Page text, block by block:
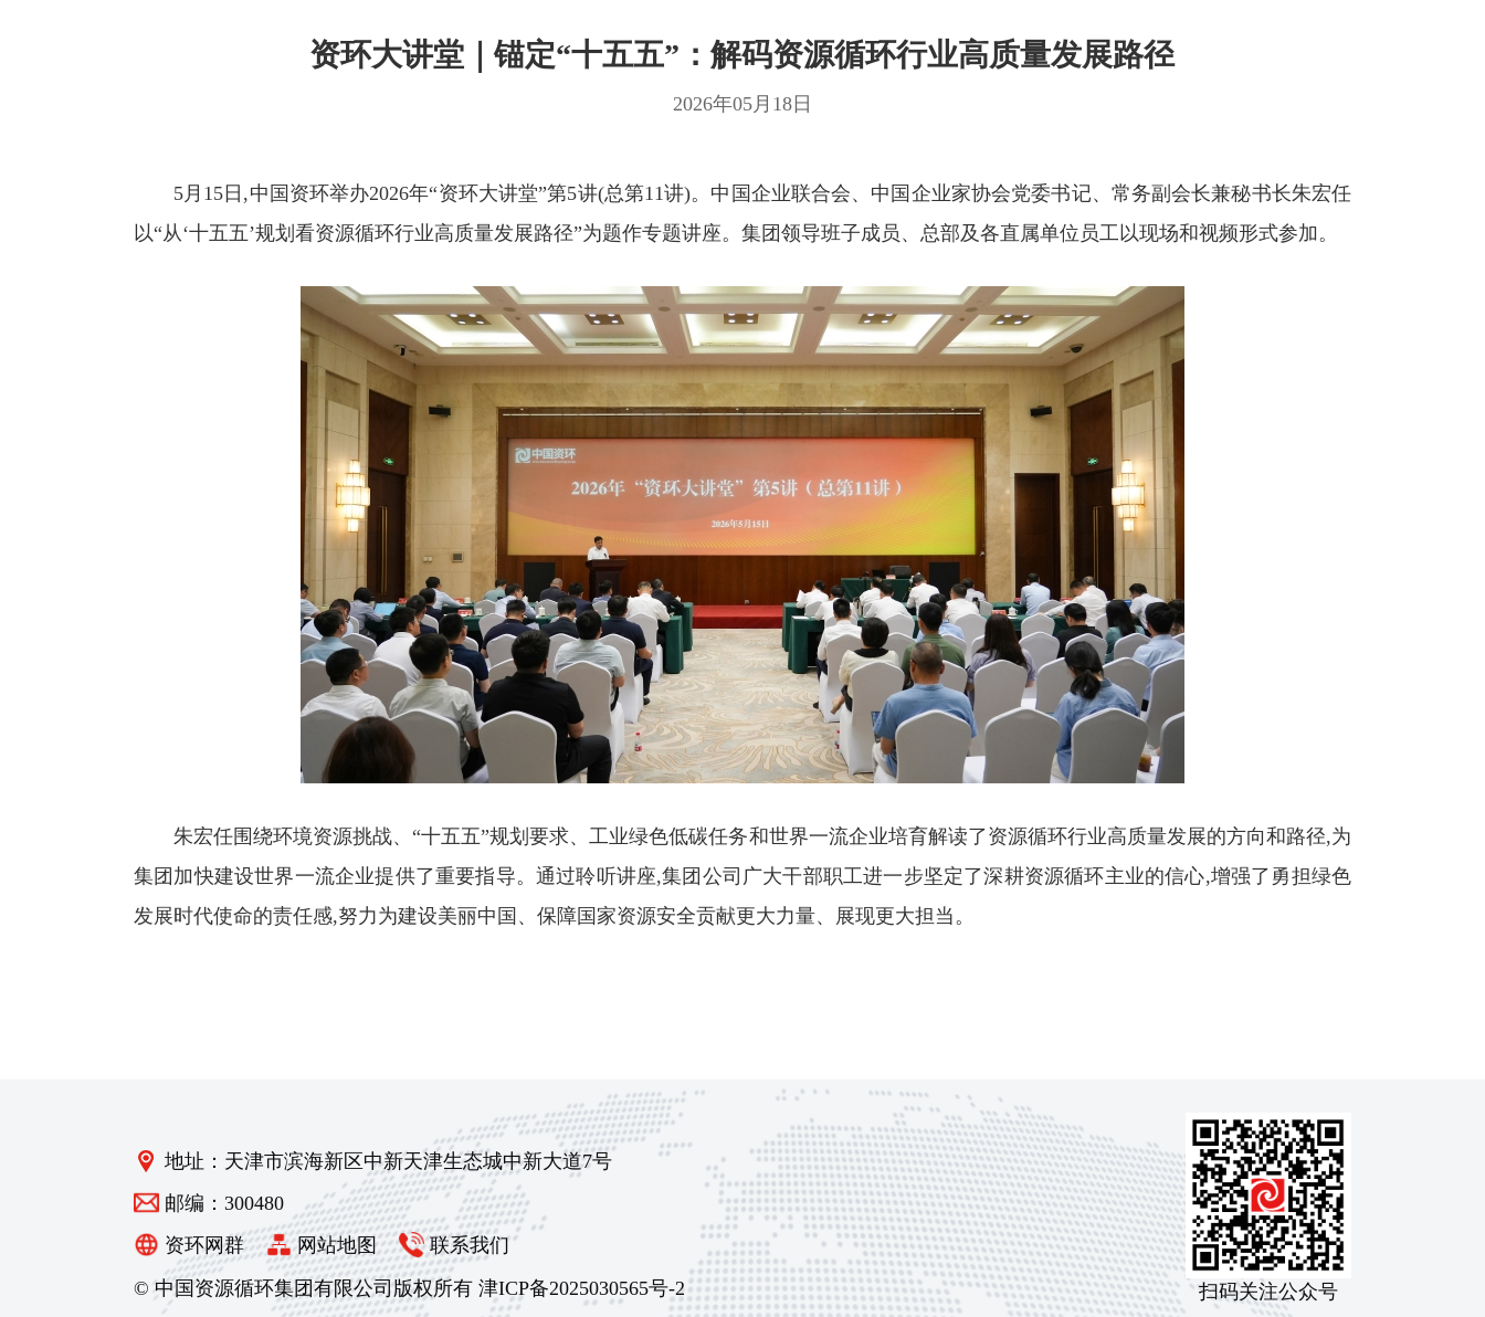
资环大讲堂｜锚定“十五五”：解码资源循环行业高质量发展路径
2026年05月18日
5月15日,中国资环举办2026年“资环大讲堂”第5讲(总第11讲)。中国企业联合会、中国企业家协会党委书记、常务副会长兼秘书长朱宏任
以“从‘十五五’规划看资源循环行业高质量发展路径”为题作专题讲座。集团领导班子成员、总部及各直属单位员工以现场和视频形式参加。
朱宏任围绕环境资源挑战、“十五五”规划要求、工业绿色低碳任务和世界一流企业培育解读了资源循环行业高质量发展的方向和路径,为
集团加快建设世界一流企业提供了重要指导。通过聆听讲座,集团公司广大干部职工进一步坚定了深耕资源循环主业的信心,增强了勇担绿色
发展时代使命的责任感,努力为建设美丽中国、保障国家资源安全贡献更大力量、展现更大担当。
地址：天津市滨海新区中新天津生态城中新大道7号
邮编：300480
资环网群
网站地图
联系我们
© 中国资源循环集团有限公司版权所有 津ICP备2025030565号-2 扫码关注公众号